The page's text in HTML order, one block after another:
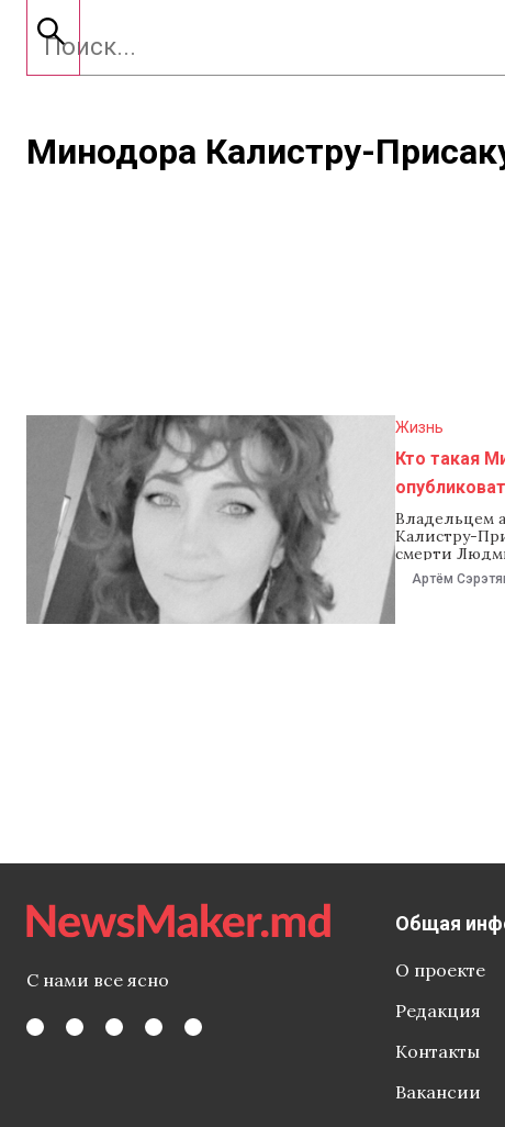
Минодора Калистру-
Жизнь
Кто такая
Владельцем
Калистру-
смерти
Evenimentul
сотрудница
Артём
С нами все ясно
Общая
О проекте
Редакция
Контакты
Вакансии